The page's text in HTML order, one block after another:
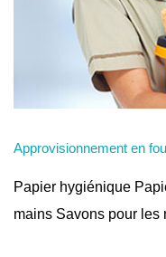
Approvisionnement en
Papier hygiénique
mains Savons pour les